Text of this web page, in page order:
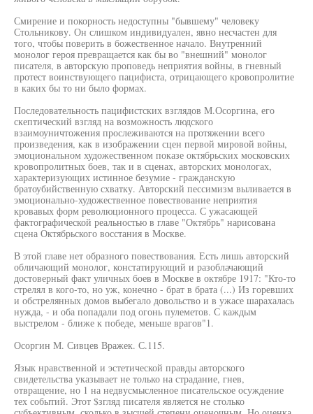
Смирение и покорность недоступны "бывшему" человеку
Стольникову. Он слишком индивидуален, явно несчастен для
того, чтобы поверить в божественное начало. Внутренний
монолог героя превращается как бы во "внешний" монолог
писателя, в авторскую проповедь неприятия войны, в гневный
протест воинствующего пацифиста, отрицающего кровопролитие
в каких бы то ни было формах.
Последовательность пацифистских взглядов М.Осоргина, его
скептический взгляд на возможность людского
взаимоуничтожения прослеживаются на протяжении всего
произведения, как в изображении сцен первой мировой войны,
эмоциональном художественном показе октябрьских московских
кровопролитных боев, так и в сценах, авторских монологах,
характеризующих истинное безумие - гражданскую
братоубийственную схватку. Авторский пессимизм выливается в
эмоционально-художественное повествование неприятия
кровавых форм революционного процесса. С ужасающей
фактографической реальностью в главе "Октябрь" нарисована
сцена Октябрьского восстания в Москве.
В этой главе нет образного повествования. Есть лишь авторский
обличающий монолог, констатирующий и разоблачающий
достоверный факт уличных боев в Москве в октябре 1917: "Кто-то
стрелял в кого-то, но уж, конечно - брат в брата (...) Из горевших
и обстрелянных домов выбегало довольство и в ужасе шарахалась
нужда, - и оба попадали под огонь пулеметов. С каждым
выстрелом - ближе к победе, меньше врагов"1.
Осоргин М. Сивцев Вражек. С.115.
Язык нравственной и эстетической правды авторского
свидетельства указывает не только на страдание, гнев,
отвращение, но 1 на недвусмысленное писательское осуждение
тех событий. Этот $згляд писателя является не столько